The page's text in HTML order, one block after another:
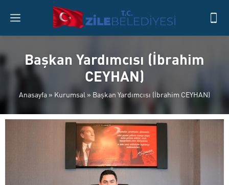
Başkan Yardımcısı (İbrahim
CEYHAN)
Anasayfa » Kurumsal » Başkan Yardımcısı (İbrahim CEYHAN)